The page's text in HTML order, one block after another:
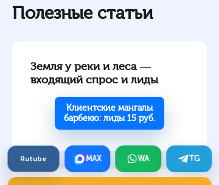
Rutube
Полезные статьи
Земля у реки и леса —
входящий спрос и лиды
MAX WA TG
Клиентские мангалы
барбекю: лиды 15 руб.